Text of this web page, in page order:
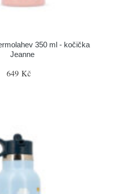
350 ml - kočička
Jeanne
649 Kč